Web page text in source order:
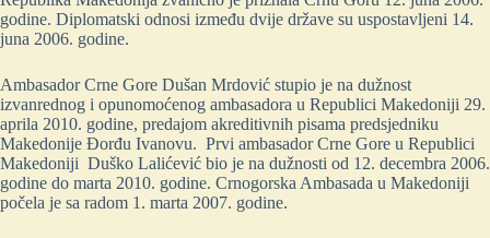
godine. Diplomatski odnosi između dvije države su uspostavljeni 14.
juna 2006. godine.
Ambasador Crne Gore Dušan Mrdović stupio je na dužnost
izvanrednog i opunomoćenog ambasadora u Republici Makedoniji 29.
aprila 2010. godine, predajom akreditivnih pisama predsjedniku
Makedonije Đorđu Ivanovu. Prvi ambasador Crne Gore u Republici
Makedoniji Duško Lalićević bio je na dužnosti od 12. decembra 2006.
godine do marta 2010. godine. Crnogorska Ambasada u Makedoniji
počela je sa radom 1. marta 2007. godine.